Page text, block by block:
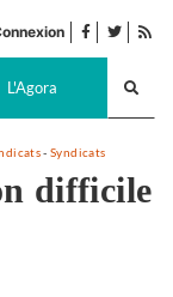
facebook
twitter
L'Agora
-Syndicats
difficile